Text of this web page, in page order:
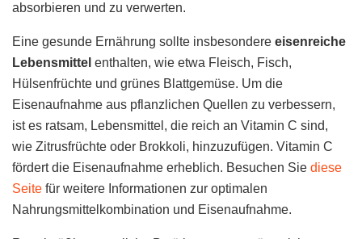
absorbieren und zu verwerten.
Eine gesunde Ernährung sollte insbesondere eisenreiche
Lebensmittel enthalten, wie etwa Fleisch, Fisch,
Hülsenfrüchte und grünes Blattgemüse. Um die
Eisenaufnahme aus pflanzlichen Quellen zu verbessern,
ist es ratsam, Lebensmittel, die reich an Vitamin C sind,
wie Zitrusfrüchte oder Brokkoli, hinzuzufügen. Vitamin C
fördert die Eisenaufnahme erheblich. Besuchen Sie diese
Seite für weitere Informationen zur optimalen
Nahrungsmittelkombination und Eisenaufnahme.